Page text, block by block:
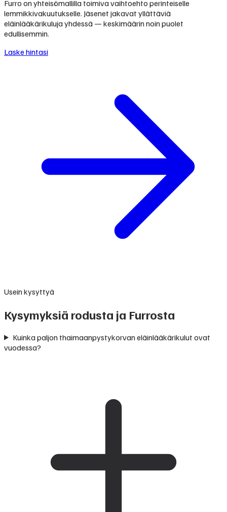
Furro on yhteisömallilla toimiva vaihtoehto perinteiselle
lemmikkivakuutukselle. Jäsenet jakavat yllättäviä
eläinlääkärikuluja yhdessä — keskimäärin noin puolet
edullisemmin.
Laske hintasi
Usein kysyttyä
Kysymyksiä rodusta ja Furrosta
Kuinka paljon thaimaanpystykorvan eläinlääkärikulut ovat
vuodessa?